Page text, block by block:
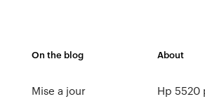
On the blog
Mise a jour
About
Hp